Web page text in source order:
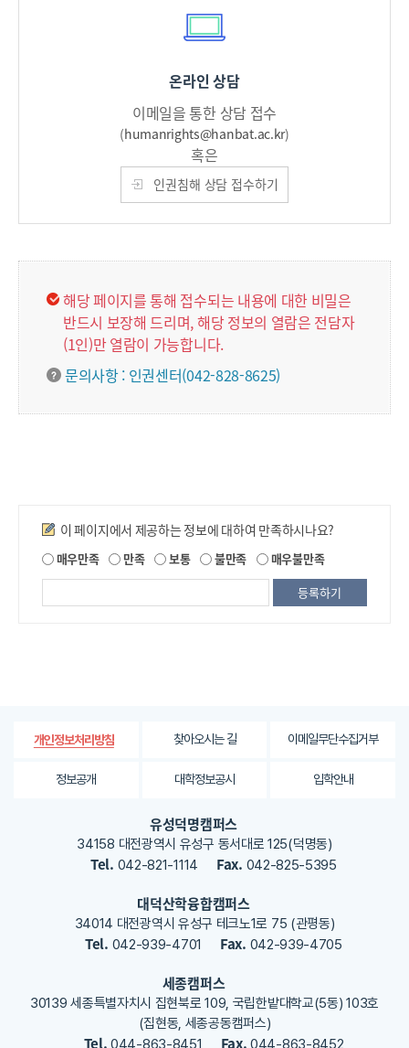
온라인 상담
이메일을 통한 상담 접수
(humanrights@hanbat.ac.kr)
혹은
인권침해 상담 접수하기
해당 페이지를 통해 접수되는 내용에 대한 비밀은
반드시 보장해 드리며, 해당 정보의 열람은 전담자
(1인)만 열람이 가능합니다.
문의사항 : 인권센터(042-828-8625)
만족도조사
이 페이지에서 제공하는 정보에 대하여 만족하시나요?
매우만족 만족 보통 불만족 매우불만족
되
는
가
용
해
주
개인정보처리방침 찾아오시는 길 이메일무단수집거부
정보공개 대학정보공시 입학안내
유성덕명캠퍼스
34158 대전광역시 유성구 동서대로 125(덕명동)
Tel. 042-821-1114 Fax. 042-825-5395
대덕산학융합캠퍼스
34014 대전광역시 유성구 테크노1로 75 (관평동)
Tel. 042-939-4701 Fax. 042-939-4705
세종캠퍼스
30139 세종특별자치시 집현북로 109, 국립한밭대학교(5동) 103호
(집현동, 세종공동캠퍼스)
Tel.044-863-8451 Fax. 044-863-8452